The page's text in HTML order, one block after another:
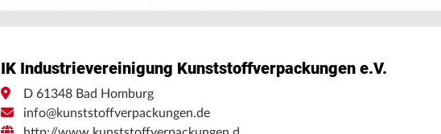
IK Industrievereinigung Kunststoffverpackungen e.V.
D 61348 Bad Homburg
info@kunststoffverpackungen.de